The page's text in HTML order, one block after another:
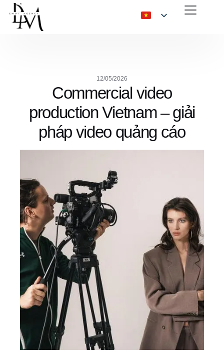
12/05/2026
Commercial video
production Vietnam – giải
pháp video quảng cáo